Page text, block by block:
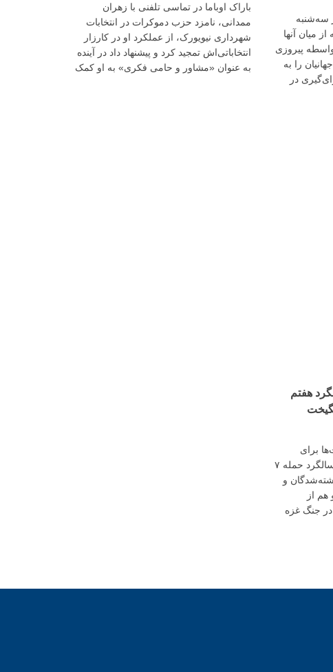
سه‌شنبه
میان آنها
پیروزی
را به
در
باراک اوباما در تماسی تلفنی با زهران
ممدانی، نامزد حزب دموکرات در انتخابات
شهرداری نیویورک، از عملکرد او در کارزار
انتخاباتی‌اش تمجید کرد و پیشنهاد داد در آینده
به عنوان «مشاور و حامی فکری» به او کمک
هفتم
برای
شهرداری نیویورک، در دومین سالگرد حمله ۷
کشته‌شدگان و
هم از
جنگ غزه